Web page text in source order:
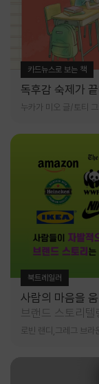
카드뉴스로 보는 책
독후감 숙제가
누카가 미오 글/토티
북트레일러
사람의 마음을
브랜드 스토리텔